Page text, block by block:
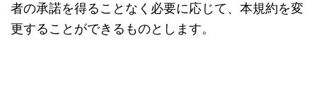
者の承諾を得ることなく必要に応じて、本規約を変
更することができるものとします。